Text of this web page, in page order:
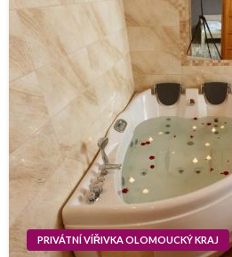
PRIVÁTNÍ VÍŘIVKA OLOMOUCKÝ KRAJ